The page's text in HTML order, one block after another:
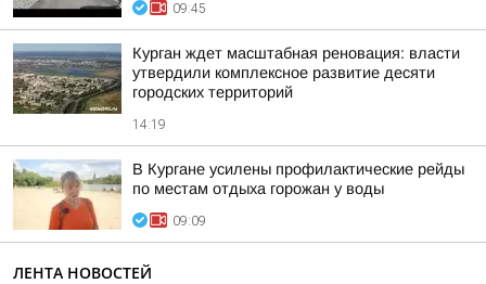
09:45
Курган ждет масштабная реновация: власти
утвердили комплексное развитие десяти
городских территорий
14:19
В Кургане усилены профилактические рейды
по местам отдыха горожан у воды
09:09
ЛЕНТА НОВОСТЕЙ